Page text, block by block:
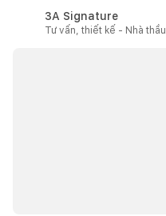
3A Signature
Tư vấn, thiết kế - Nhà thầu